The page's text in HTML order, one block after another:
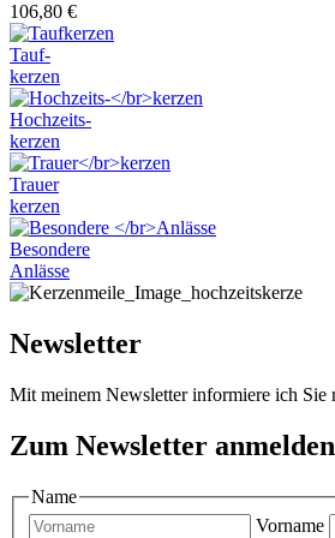
106,80 €
Tauf-
kerzen
Hochzeits-
kerzen
Trauer
kerzen
Besondere
Anlässe
Newsletter
Mit meinem Newsletter informiere ich Sie
Zum Newsletter anmelden
Name
Vorname